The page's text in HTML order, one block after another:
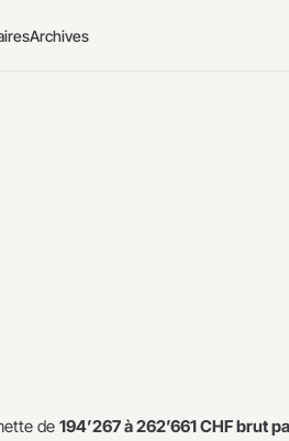
Archives
de 194’267 à 262’661 CHF brut